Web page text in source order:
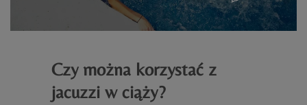
Czy można korzystać z
jacuzzi w ciąży?